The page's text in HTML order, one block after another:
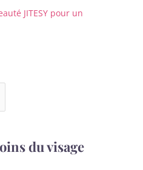
JITESY pour un
du visage